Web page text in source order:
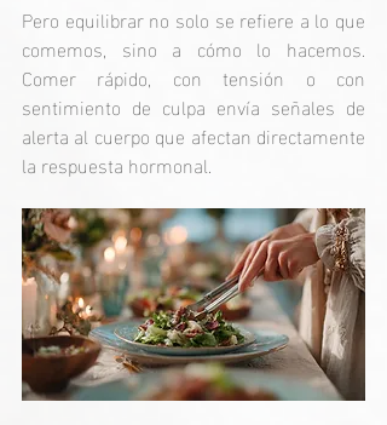
Pero equilibrar no solo se refiere a lo que
comemos, sino a cómo lo hacemos.
Comer rápido, con tensión o con
sentimiento de culpa envía señales de
alerta al cuerpo que afectan directamente
la respuesta hormonal.